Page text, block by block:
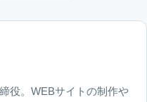
役。WEBサイトの制作や